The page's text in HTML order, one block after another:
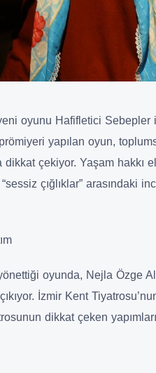
oyunu Hafifletici Sebepler
yapılan oyun,
dikkat çekiyor. Yaşam hakkı
çığlıklar” arasındaki
oyunda, Nejla Özge
İzmir Kent
dikkat çeken